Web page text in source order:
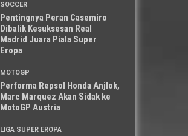
SOCCER
Pentingnya Peran Casemiro
Dibalik Kesuksesan Real
Madrid Juara Piala Super
Eropa
MOTOGP
Performa Repsol Honda Anjlok,
Marc Marquez Akan Sidak ke
MotoGP Austria
LIGA SUPER EROPA